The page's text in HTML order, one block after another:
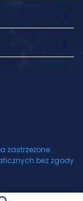
zastrzeżone.
bez zgody